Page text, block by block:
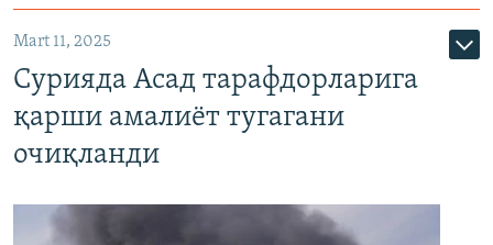
Mart 11, 2025
Сурияда Асад тарафдорларига
қарши амалиёт тугагани
очиқланди